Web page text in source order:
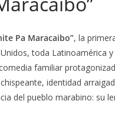
Pa Maracaibo”, la
toda Latinoamérica
familiar
identidad
del pueblo marabino: su